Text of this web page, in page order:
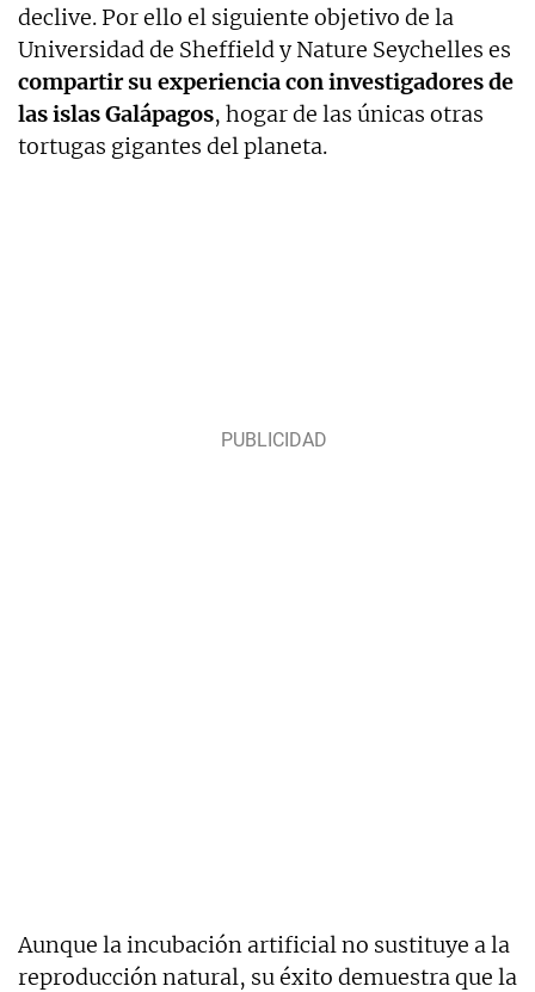
declive. Por ello el siguiente objetivo de la
Universidad de Sheffield y Nature Seychelles es
compartir su experiencia con investigadores de
las islas Galápagos, hogar de las únicas otras
tortugas gigantes del planeta.
Aunque la incubación artificial no sustituye a la
reproducción natural, su éxito demuestra que la